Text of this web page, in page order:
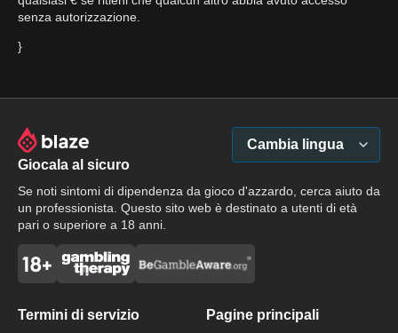
senza autorizzazione.
}
Giocala al sicuro
Se noti sintomi di dipendenza da gioco d'azzardo, cerca aiuto da
un professionista. Questo sito web è destinato a utenti di età
pari o superiore a 18 anni.
Cambia lingua
Termini di servizio
Pagine principali